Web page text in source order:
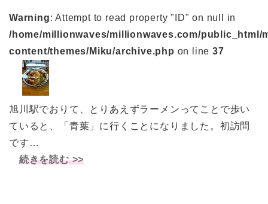
Warning: Attempt to read property "ID" on null in
/home/millionwaves/millionwaves.com/public_html/
content/themes/Miku/archive.php on line37
旭川駅でおりて、とりあえずラーメンってことで歩い
ていると、「青葉」に行くことになりました。初訪問
です…
続きを読む >>